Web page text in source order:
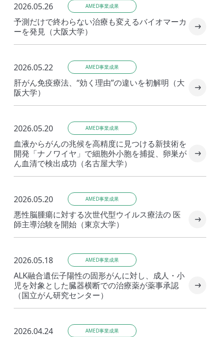
2026.05.26 AMED事業成果
予測だけで終わらない治療も変えるバイオマーカ
ーを発見（大阪大学）
2026.05.22 AMED事業成果
肝がん免疫療法、“効く理由”の違いを初解明（大
阪大学）
2026.05.20 AMED事業成果
血液からがんの兆候を高精度に見つける新技術を
開発「ナノワイヤ」で細胞外小胞を捕捉、卵巣が
ん血清で検出成功（名古屋大学）
2026.05.20 AMED事業成果
悪性脳腫瘍に対する次世代型ウイルス療法の 医
師主導治験を開始（東京大学）
2026.05.18 AMED事業成果
ALK融合遺伝子陽性の固形がんに対し、成人・小
児を対象とした臓器横断での治療薬が薬事承認
（国立がん研究センター）
2026.04.24 AMED事業成果